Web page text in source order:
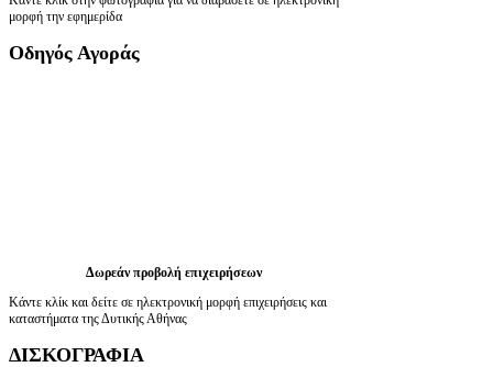
μορφή την εφημερίδα
Οδηγός Αγοράς
Δωρεάν προβολή επιχειρήσεων
Κάντε κλίκ και δείτε σε ηλεκτρονική μορφή επιχειρήσεις και
καταστήματα της Δυτικής Αθήνας
ΔΙΣΚΟΓΡΑΦΙΑ